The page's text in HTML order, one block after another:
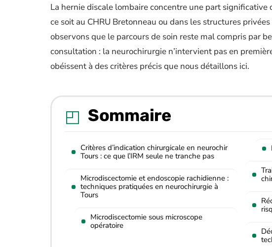
La hernie discale lombaire concentre une part significative
ce soit au CHRU Bretonneau ou dans les structures
observons que le parcours de soin reste mal compris par
consultation : la neurochirurgie n’intervient pas en
obéissent à des critères précis que nous détaillons ici.
Sommaire
Critères d’indication chirurgicale en neurochir
Tours : ce que l’IRM seule ne tranche pas
Microdiscectomie et endoscopie rachidienne :
techniques pratiquées en neurochirurgie à
Tours
Microdiscectomie sous microscope
opératoire